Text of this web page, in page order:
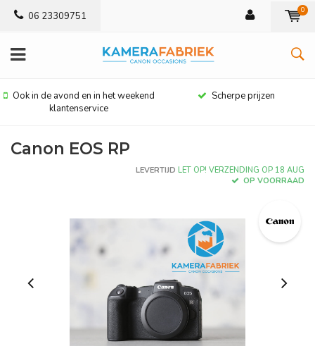
06 23309751 0
Ook in de avond en in het weekend
klantenservice
Scherpe prijzen
Canon EOS RP
LEVERTIJD LET OP! VERZENDING OP 18 AUG
OP VOORRAAD